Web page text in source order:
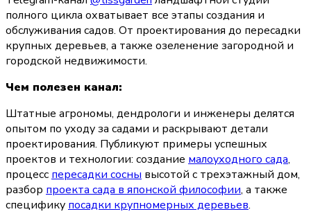
полного цикла охватывает все этапы создания и
обслуживания садов. От проектирования до пересадки
крупных деревьев, а также озеленение загородной и
городской недвижимости.
Чем полезен канал:
Штатные агрономы, дендрологи и инженеры делятся
опытом по уходу за садами и раскрывают детали
проектирования. Публикуют примеры успешных
проектов и технологии: создание малоуходного сада,
процесс пересадки сосны высотой с трехэтажный дом,
разбор проекта сада в японской философии, а также
специфику посадки крупномерных деревьев.